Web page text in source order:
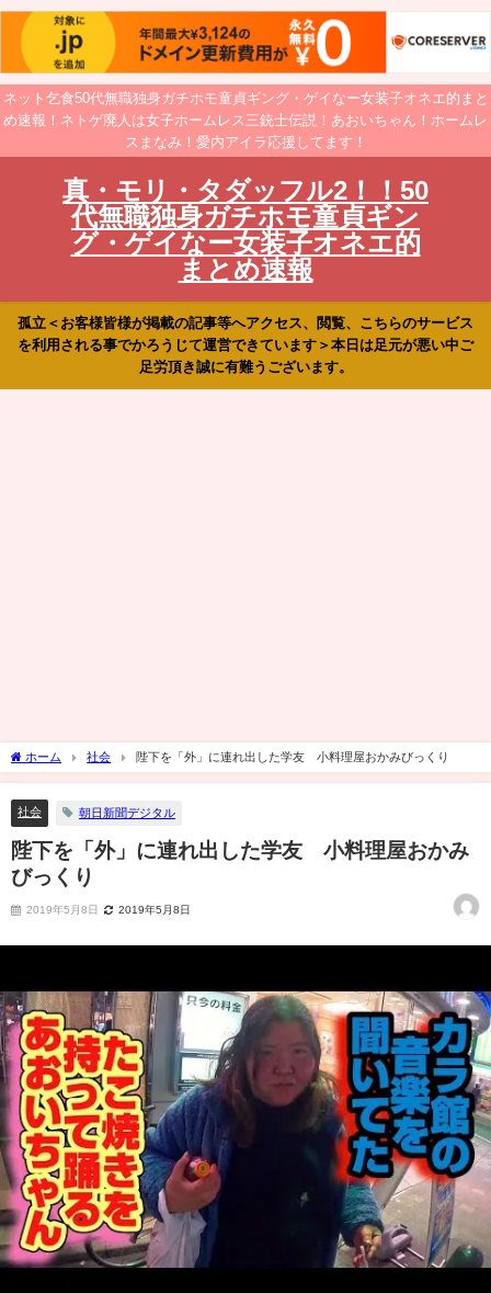
ネット乞食50代無職独身ガチホモ童貞ギング・ゲイなー女装子オネエ的まと
め速報！ネトゲ廃人は女子ホームレス三銃士伝説！あおいちゃん！ホームレ
スまなみ！愛内アイラ応援してます！
真・モリ・タダッフル2！！50
代無職独身ガチホモ童貞ギン
グ・ゲイなー女装子オネエ的
まとめ速報
孤立＜お客様皆様が掲載の記事等へアクセス、閲覧、こちらのサービス
を利用される事でかろうじて運営できています＞本日は足元が悪い中ご
足労頂き誠に有難うございます。
ホーム 社会 陛下を「外」に連れ出した学友 小料理屋おかみびっくり
社会 朝日新聞デジタル
陛下を「外」に連れ出した学友 小料理屋おかみ
びっくり
2019年5月8日 2019年5月8日